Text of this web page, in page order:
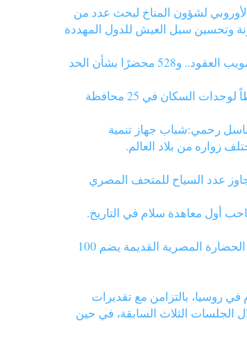
الأوروبي لشؤون المناخ لبحث عدد من
وتحسين سبل العيش للدول المهددة
لتطبيق قانون العمل الجديد.. وزارة العمل مستمرة في حملات المتابعة: تفتيش جديد على 1259 منشأة خلال 4 أيام فقط..639 مهلة لتصويب العقود.. و528 محضرًا بشأن الحد
وزيرة التنمية المحلية تستعرض تقريراً حول أبرز جهود وحدة السكان المركزية خلال شهر أكتوبر 2025.. د. منال عوض: تنفيذ 2800 نشاطاً لوحدات السكان في 25 محافظة
باسل رحمي:شباب جهاز تنمية
زواره من بلاد العالم.
عدد السياح للمتحف المصري
أول معاهدة سلام في التاريخ.
بلومبرج الشرق: افتتاح المتحف المصري الكبير.. استثمار بمليار دولار لتعزيز السياحة والاقتصاد ..أكبر متحف في العالم يروي قصة تاريخ الحضارة المصرية القديمة يضم 100
في روسيا، بالتزامن مع تقديرات
في المخزونات الأميركية، وجرى تداول خام برنت فوق 64 دولارا للبرميل بعد أن انخفض بأكثر من 2% خلال الجلسات الثلاث السابقة، في حين